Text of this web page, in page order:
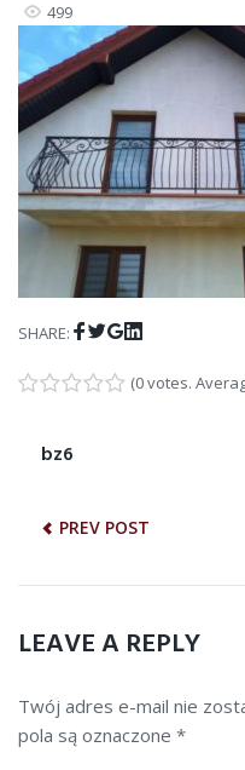
499
SHARE: Facebook
Twitter
Google+
(0 votes.
NAWIGACJA
bz6
PREV POST
Previous
LEAVE A REPLY
Twój adres e-mail nie
pola są oznaczone *